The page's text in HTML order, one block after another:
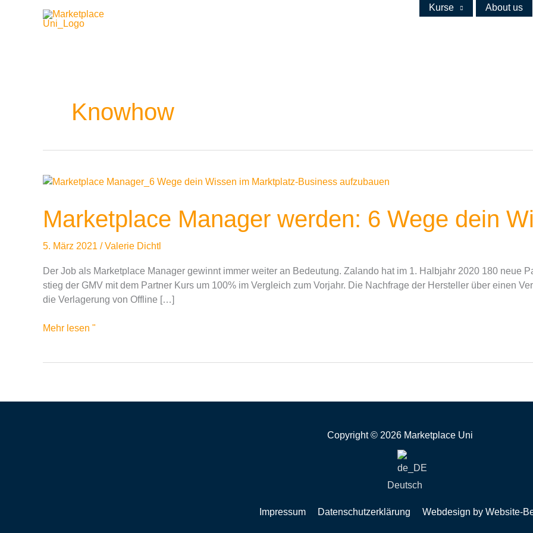
Kurse About us
Knowhow
Marketplace Manager werden: 6 Wege dein
5. März 2021 /Valerie Dichtl
Der Job als Marketplace Manager gewinnt immer weiter an Bedeutung. Zalando hat im 1. Halbjahr 2020 180 neue
stieg der GMV mit dem Partner Kurs um 100% im Vergleich zum Vorjahr. Die Nachfrage der Hersteller über einen
die Verlagerung von Offline […]
Marketplace
werden:
dein
Wissen
aufzubauen
Mehr lesen "
Copyright © 2026 Marketplace Uni
Deutsch
Impressum Datenschutzerklärung Webdesign by Website-